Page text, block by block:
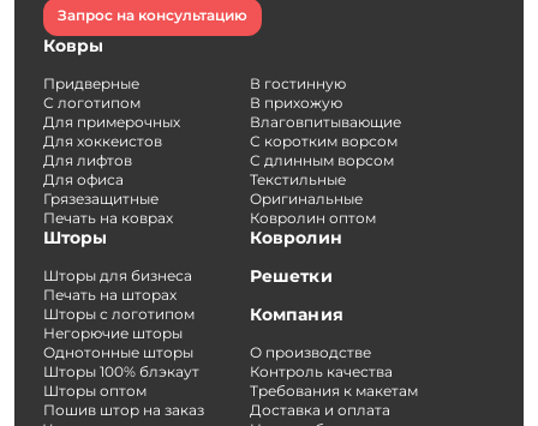
Запрос на консультацию
Ковры
Придверные
С логотипом
Для примерочных
Для хоккеистов
Для лифтов
Для офиса
Грязезащитные
Печать на коврах
В гостинную
В прихожую
Влаговпитывающие
С коротким ворсом
С длинным ворсом
Текстильные
Оригинальные
Ковролин оптом
Шторы
Шторы для бизнеса
Печать на шторах
Шторы с логотипом
Негорючие шторы
Однотонные шторы
Шторы 100% блэкаут
Шторы оптом
Пошив штор на заказ
Ковролин
Решетки
Компания
О производстве
Контроль качества
Требования к макетам
Доставка и оплата